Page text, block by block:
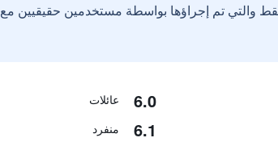
والتي تم إجراؤها بواسطة مستخدمين حقيقيين مع
6.0 عائلات
6.1 منفرد